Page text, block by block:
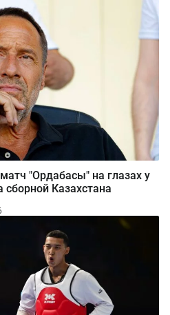
"Ордабасы" на глазах у
сборной Казахстана